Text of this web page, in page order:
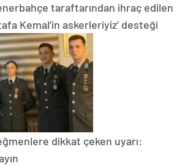
taraftarından ihraç edilen
Kemal’in askerleriyiz’ desteği
dikkat çeken uyarı: